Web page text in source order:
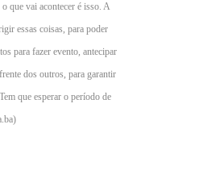
que vai acontecer é isso. A
essas coisas, para poder
para fazer evento, antecipar
dos outros, para garantir
que esperar o período de